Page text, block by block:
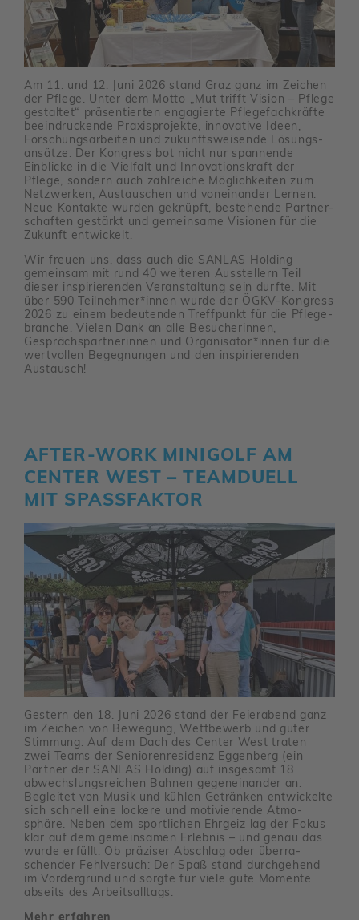
Am 11. und 12. Juni 2026 stand Graz ganz im Zeichen
der Pflege. Unter dem Motto „Mut trifft Vision – Pflege
gestaltet“ präsen­tierten enga­gierte Pfle­ge­fach­kräfte
beein­dru­ckende Praxis­pro­jekte, inno­va­tive Ideen,
Forschungs­ar­beiten und zukunfts­wei­sende Lösungs­
an­sätze. Der Kongress bot nicht nur span­nende
Einblicke in die Viel­falt und Inno­va­ti­ons­kraft der
Pflege, sondern auch zahl­reiche Möglich­keiten zum
Netz­werken, Austau­schen und vonein­ander Lernen.
Neue Kontakte wurden geknüpft, beste­hende Part­ner­
schaften gestärkt und gemein­same Visionen für die
Zukunft entwi­ckelt.
Wir freuen uns, dass auch die SANLAS Holding
gemeinsam mit rund 40 weiteren Ausstel­lern Teil
dieser inspi­rie­renden Veran­stal­tung sein durfte. Mit
über 590 Teil­nehmer*innen wurde der ÖGKV-Kongress
2026 zu einem bedeu­tenden Treff­punkt für die Pfle­ge­
branche. Vielen Dank an alle Besu­che­rinnen,
Gesprächs­part­ne­rinnen und Orga­ni­sator*innen für die
wert­vollen Begeg­nungen und den inspi­rie­renden
Austausch!
AFTER-WORK MINI­GOLF AM
CENTER WEST – TEAM­DUELL
MIT SPASS­FAKTOR
Gestern den 18. Juni 2026 stand der Feier­abend ganz
im Zeichen von Bewe­gung, Wett­be­werb und guter
Stim­mung: Auf dem Dach des Center West traten
zwei Teams der Senio­ren­re­si­denz Eggen­berg (ein
Partner der SANLAS Holding) auf insge­samt 18
abwechs­lungs­rei­chen Bahnen gegen­ein­ander an.
Begleitet von Musik und kühlen Getränken entwi­ckelte
sich schnell eine lockere und moti­vie­rende Atmo­
sphäre. Neben dem sport­li­chen Ehrgeiz lag der Fokus
klar auf dem gemein­samen Erlebnis – und genau das
wurde erfüllt. Ob präziser Abschlag oder über­ra­
schender Fehl­ver­such: Der Spaß stand durch­ge­hend
im Vorder­grund und sorgte für viele gute Momente
abseits des Arbeits­all­tags.
Mehr erfahren